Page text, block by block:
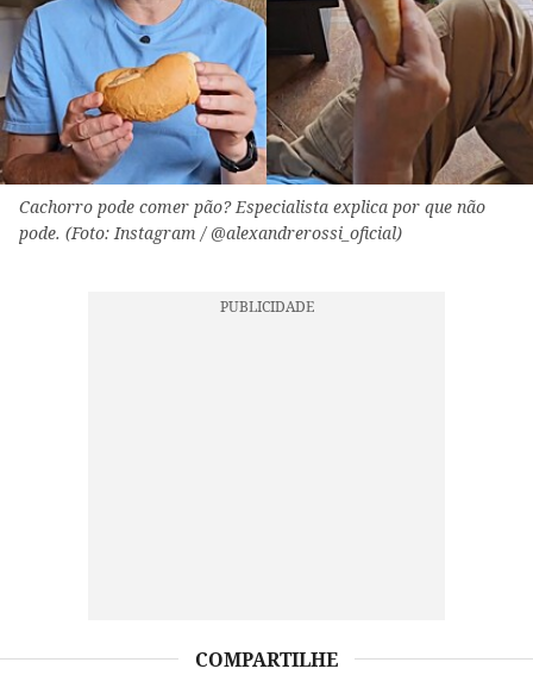
Cachorro pode comer pão? Especialista explica por que não
pode. (Foto: Instagram / @alexandrerossi_oficial)
COMPARTILHE